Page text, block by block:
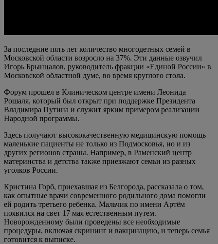
За последние пять лет количество многодетных семей в
Московской области возросло на 37%. Эти данные озвучил
Игорь Брынцалов, руководитель фракции «Единой России» в
Московской областной думе, во время круглого стола.
Форум прошел в Клиническом центре имени Леонида
Рошаля, который был открыт при поддержке Президента
Владимира Путина и служит ярким примером реализации
Народной программы.
Здесь получают высококачественную медицинскую помощь
маленькие пациенты не только из Подмосковья, но и из
других регионов страны. Например, в Раменский центр
материнства и детства также приезжают семьи из разных
уголков России.
Кристина Горб, приехавшая из Белгорода, рассказала о том,
как опытные врачи современного родильного дома помогли
ей родить третьего ребенка. Мальчик по имени Артём
появился на свет 17 мая естественным путем.
Новорожденному были проведены все необходимые
процедуры, включая скрининг и вакцинацию, и теперь семья
готовится к выписке.